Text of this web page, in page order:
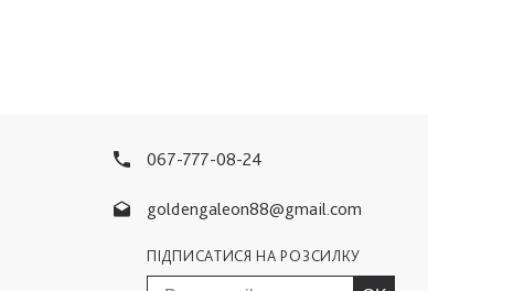
067-777-08-24
goldengaleon88@gmail.com
ПІДПИСАТИСЯ НА РОЗСИЛКУ